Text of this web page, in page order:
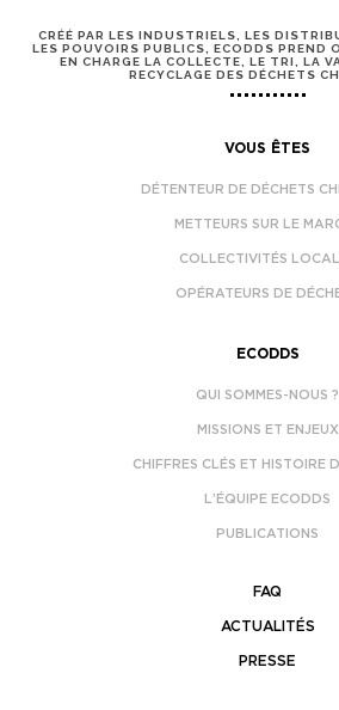
CRÉÉ PAR LES INDUSTRIELS, LES
LES POUVOIRS PUBLICS, ECODDS PREND
EN CHARGE LA COLLECTE, LE TRI, LA
RECYCLAGE DES DÉCHETS
VOUS ÊTES
DÉTENTEUR DE DÉCHETS
METTEURS SUR LE
COLLECTIVITÉS
OPÉRATEURS DE
ECODDS
QUI SOMMES-NOUS ?
MISSIONS ET ENJEUX
CHIFFRES CLÉS ET HISTOIRE
L’ÉQUIPE ECODDS
PUBLICATIONS
FAQ
ACTUALITÉS
PRESSE